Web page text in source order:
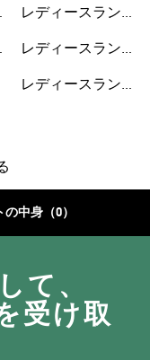
レディースランニ
レディースランニ
ツ
レディースランニ
の中身（0）
て、
受け取